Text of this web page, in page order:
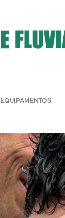
EQUIPAMENTOS